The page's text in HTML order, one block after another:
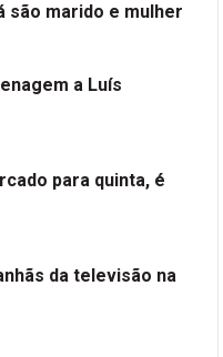
são marido e mulher
a Luís
para quinta, é
da televisão na